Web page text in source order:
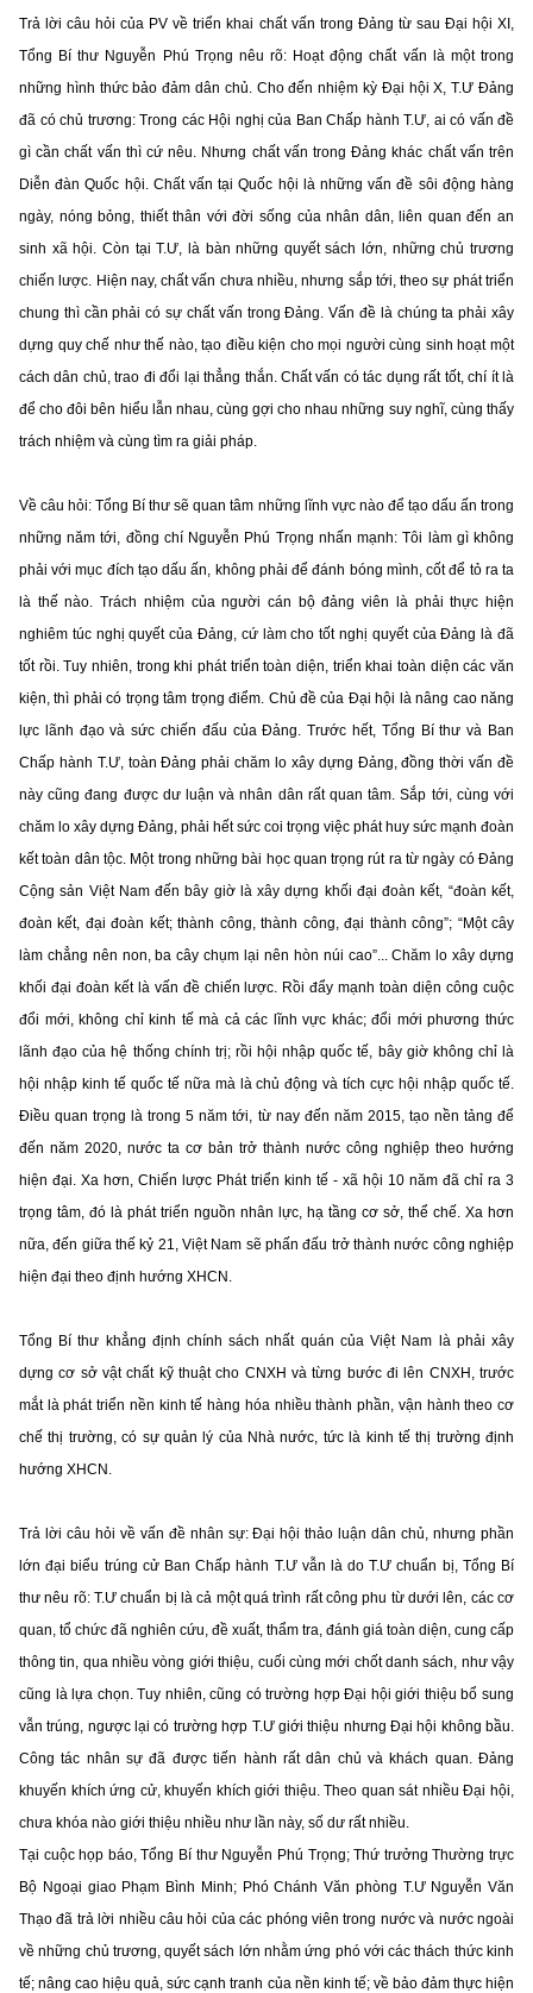
Trả lời câu hỏi của PV về triển khai chất vấn trong Đảng từ sau Đại hội XI,
Tổng Bí thư Nguyễn Phú Trọng nêu rõ: Hoạt động chất vấn là một trong
những hình thức bảo đảm dân chủ. Cho đến nhiệm kỳ Đại hội X, T.Ư Đảng
đã có chủ trương: Trong các Hội nghị của Ban Chấp hành T.Ư, ai có vấn đề
gì cần chất vấn thì cứ nêu. Nhưng chất vấn trong Đảng khác chất vấn trên
Diễn đàn Quốc hội. Chất vấn tại Quốc hội là những vấn đề sôi động hàng
ngày, nóng bỏng, thiết thân với đời sống của nhân dân, liên quan đến an
sinh xã hội. Còn tại T.Ư, là bàn những quyết sách lớn, những chủ trương
chiến lược. Hiện nay, chất vấn chưa nhiều, nhưng sắp tới, theo sự phát triển
chung thì cần phải có sự chất vấn trong Đảng. Vấn đề là chúng ta phải xây
dựng quy chế như thế nào, tạo điều kiện cho mọi người cùng sinh hoạt một
cách dân chủ, trao đi đổi lại thẳng thắn. Chất vấn có tác dụng rất tốt, chí ít là
để cho đôi bên hiểu lẫn nhau, cùng gợi cho nhau những suy nghĩ, cùng thấy
trách nhiệm và cùng tìm ra giải pháp.
Về câu hỏi: Tổng Bí thư sẽ quan tâm những lĩnh vực nào để tạo dấu ấn trong
những năm tới, đồng chí Nguyễn Phú Trọng nhấn mạnh: Tôi làm gì không
phải với mục đích tạo dấu ấn, không phải để đánh bóng mình, cốt để tỏ ra ta
là thế nào. Trách nhiệm của người cán bộ đảng viên là phải thực hiện
nghiêm túc nghị quyết của Đảng, cứ làm cho tốt nghị quyết của Đảng là đã
tốt rồi. Tuy nhiên, trong khi phát triển toàn diện, triển khai toàn diện các văn
kiện, thì phải có trọng tâm trọng điểm. Chủ đề của Đại hội là nâng cao năng
lực lãnh đạo và sức chiến đấu của Đảng. Trước hết, Tổng Bí thư và Ban
Chấp hành T.Ư, toàn Đảng phải chăm lo xây dựng Đảng, đồng thời vấn đề
này cũng đang được dư luận và nhân dân rất quan tâm. Sắp tới, cùng với
chăm lo xây dựng Đảng, phải hết sức coi trọng việc phát huy sức mạnh đoàn
kết toàn dân tộc. Một trong những bài học quan trọng rút ra từ ngày có Đảng
Cộng sản Việt Nam đến bây giờ là xây dựng khối đại đoàn kết, “đoàn kết,
đoàn kết, đại đoàn kết; thành công, thành công, đại thành công”; “Một cây
làm chẳng nên non, ba cây chụm lại nên hòn núi cao”... Chăm lo xây dựng
khối đại đoàn kết là vấn đề chiến lược. Rồi đẩy mạnh toàn diện công cuộc
đổi mới, không chỉ kinh tế mà cả các lĩnh vực khác; đổi mới phương thức
lãnh đạo của hệ thống chính trị; rồi hội nhập quốc tế, bây giờ không chỉ là
hội nhập kinh tế quốc tế nữa mà là chủ động và tích cực hội nhập quốc tế.
Điều quan trọng là trong 5 năm tới, từ nay đến năm 2015, tạo nền tảng để
đến năm 2020, nước ta cơ bản trở thành nước công nghiệp theo hướng
hiện đại. Xa hơn, Chiến lược Phát triển kinh tế - xã hội 10 năm đã chỉ ra 3
trọng tâm, đó là phát triển nguồn nhân lực, hạ tầng cơ sở, thể chế. Xa hơn
nữa, đến giữa thế kỷ 21, Việt Nam sẽ phấn đấu trở thành nước công nghiệp
hiện đại theo định hướng XHCN.
Tổng Bí thư khẳng định chính sách nhất quán của Việt Nam là phải xây
dựng cơ sở vật chất kỹ thuật cho CNXH và từng bước đi lên CNXH, trước
mắt là phát triển nền kinh tế hàng hóa nhiều thành phần, vận hành theo cơ
chế thị trường, có sự quản lý của Nhà nước, tức là kinh tế thị trường định
hướng XHCN.
Trả lời câu hỏi về vấn đề nhân sự: Đại hội thảo luận dân chủ, nhưng phần
lớn đại biểu trúng cử Ban Chấp hành T.Ư vẫn là do T.Ư chuẩn bị, Tổng Bí
thư nêu rõ: T.Ư chuẩn bị là cả một quá trình rất công phu từ dưới lên, các cơ
quan, tổ chức đã nghiên cứu, đề xuất, thẩm tra, đánh giá toàn diện, cung cấp
thông tin, qua nhiều vòng giới thiệu, cuối cùng mới chốt danh sách, như vậy
cũng là lựa chọn. Tuy nhiên, cũng có trường hợp Đại hội giới thiệu bổ sung
vẫn trúng, ngược lại có trường hợp T.Ư giới thiệu nhưng Đại hội không bầu.
Công tác nhân sự đã được tiến hành rất dân chủ và khách quan. Đảng
khuyến khích ứng cử, khuyến khích giới thiệu. Theo quan sát nhiều Đại hội,
chưa khóa nào giới thiệu nhiều như lần này, số dư rất nhiều.
Tại cuộc họp báo, Tổng Bí thư Nguyễn Phú Trọng; Thứ trưởng Thường trực
Bộ Ngoại giao Phạm Bình Minh; Phó Chánh Văn phòng T.Ư Nguyễn Văn
Thạo đã trả lời nhiều câu hỏi của các phóng viên trong nước và nước ngoài
về những chủ trương, quyết sách lớn nhằm ứng phó với các thách thức kinh
tế; nâng cao hiệu quả, sức cạnh tranh của nền kinh tế; về bảo đảm thực hiện